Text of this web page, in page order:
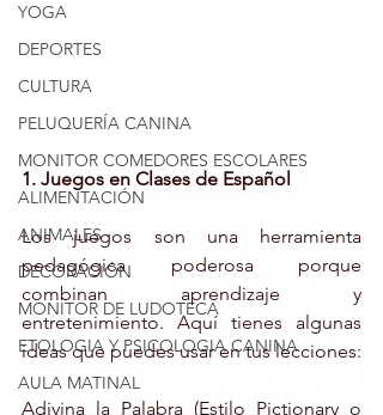
YOGA
DEPORTES
CULTURA
PELUQUERÍA CANINA
MONITOR COMEDORES ESCOLARES
ALIMENTACIÓN
ANIMALES
DECORACIÓN
MONITOR DE LUDOTECA
ETOLOGIA Y PSICOLOGIA CANINA
AULA MATINAL
1. Juegos en Clases de Español
Los juegos son una herramienta
pedagógica poderosa porque
combinan aprendizaje y
entretenimiento. Aquí tienes algunas
ideas que puedes usar en tus lecciones:
Adivina la Palabra (Estilo Pictionary o